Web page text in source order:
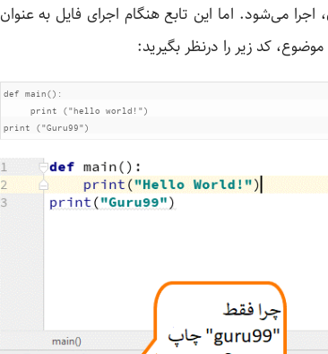
می‌شود. اما این تابع هنگام اجرای فایل به عنوان
کد زیر را درنظر بگیرید:
def main():
     print ("hello world!")